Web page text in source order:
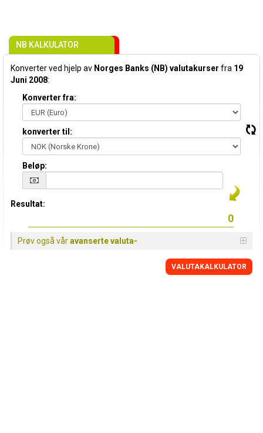
NB KALKULATOR
Konverter ved hjelp av Norges Banks (NB) valutakurser fra 19
Juni 2008:
Konverter fra:
konverter til:
Beløp:
Resultat:
Prøv også våravanserte valuta-
VALUTAKALKULATOR